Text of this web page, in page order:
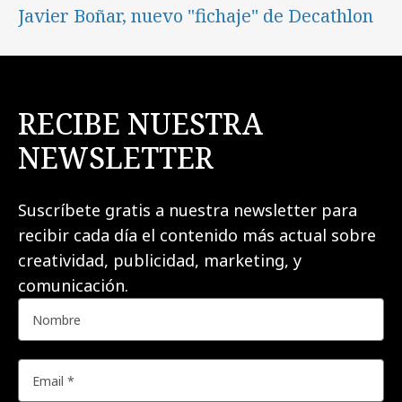
Javier Boñar, nuevo "fichaje" de Decathlon
RECIBE NUESTRA
NEWSLETTER
Suscríbete gratis a nuestra newsletter para
recibir cada día el contenido más actual sobre
creatividad, publicidad, marketing, y
comunicación.